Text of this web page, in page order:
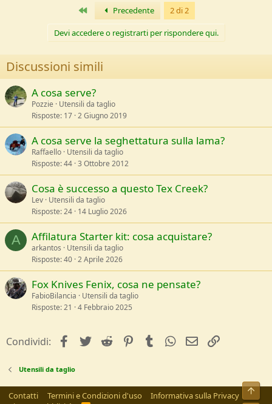
:
Primo Precedente 2 di 2
Devi accedere o registrarti per rispondere qui.
Discussioni simili
A cosa serve?
Pozzie
Utensili da taglio
Risposte 17 2 Giugno 2019
A cosa serve la seghettatura sulla lama?
Raffaello Utensili da taglio
Risposte 44 3 Ottobre 2012
Cosa è successo a questo Tex Creek?
Lev Utensili da taglio
Risposte 24 14 Luglio 2026
A Affilatura Starter kit: cosa acquistare?
arkantos
Utensili da taglio
Risposte 40 2 Aprile 2026
Fox Knives Fenix, cosa ne pensate?
FabioBilancia
Utensili da taglio
Risposte 21 4 Febbraio 2025
Condividi: facebookTwitterReddit PinterestTumblrWhatsApp
e-mail
Utensili da taglio
Contatti Termini e Condizioni d'uso
Informativa sulla Privacy
Alto